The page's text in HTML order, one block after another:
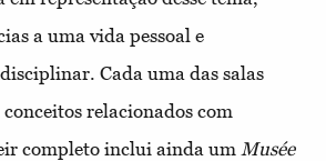
a uma vida pessoal e
Cada uma das salas
relacionados com
completo inclui ainda um Musée